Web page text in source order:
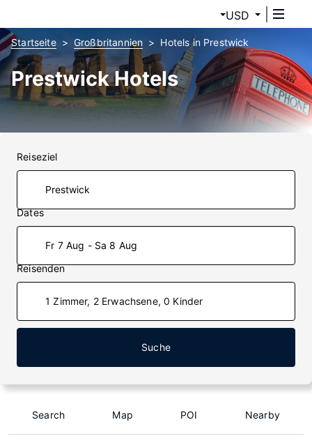
USD
Startseite Großbritannien Hotels in Prestwick
Prestwick Hotels
Reiseziel
Dates
Fr 7 Aug - Sa 8 Aug
Reisenden
1 Zimmer, 2 Erwachsene, 0 Kinder
Suche
Search Map POI Nearby